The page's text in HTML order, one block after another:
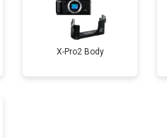
от 80 мин
X-Pro2 Body